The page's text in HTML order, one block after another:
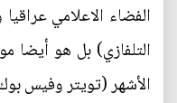
الفضاء الاعلامي
التلفازي) بل هو أيضا
الأشهر (تويتر وفيس